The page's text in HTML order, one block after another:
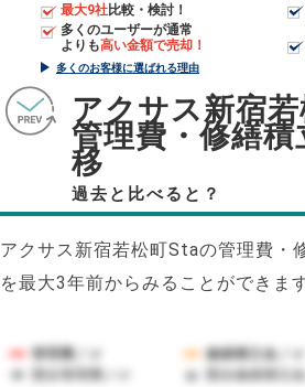
最大9社比較・検討！
多くのユーザーが通常
よりも高い金額で売却！
多くのお客様に選ばれる理由
アクサス新宿
管理費・修繕積
移
過去と比べると？
アクサス新宿若松町Staの管理費・
を最大3年前からみることができます
管理費／㎡
修繕積立金／㎡
競合管理費／㎡
競合修繕積立金